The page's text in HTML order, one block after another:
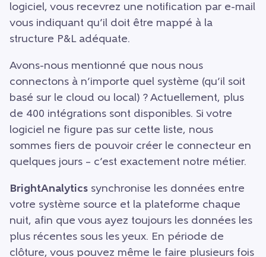
logiciel, vous recevrez une notification par e-mail
vous indiquant qu’il doit être mappé à la
structure P&L adéquate.
Avons-nous mentionné que nous nous
connectons à n’importe quel système (qu’il soit
basé sur le cloud ou local) ? Actuellement, plus
de 400 intégrations sont disponibles. Si votre
logiciel ne figure pas sur cette liste, nous
sommes fiers de pouvoir créer le connecteur en
quelques jours – c’est exactement notre métier.
BrightAnalytics synchronise les données entre
votre système source et la plateforme chaque
nuit, afin que vous ayez toujours les données les
plus récentes sous les yeux. En période de
clôture, vous pouvez même le faire plusieurs fois